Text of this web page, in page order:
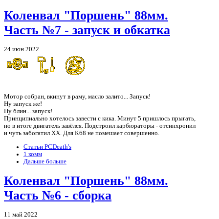
Коленвал "Поршень" 88мм.
Часть №7 - запуск и обкатка
24 июн 2022
Мотор собран, вкинут в раму, масло залито... Запуск!
Ну запуск же!
Ну блин... запуск!
Принципиально хотелось завести с кика. Минут 5 пришлось прыгать,
но в итоге двигатель завёлся. Подстроил карбюраторы - отсинхронил
и чуть забогатил ХХ. Для К68 не помешает совершенно.
Статьи PCDeath's
1 комм
Дальше больше
Коленвал "Поршень" 88мм.
Часть №6 - сборка
11 май 2022